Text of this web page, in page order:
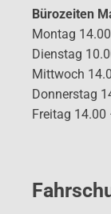
Bürozeiten
Montag
Dienstag
Mittwoch
Donnerstag
Freitag 14.00